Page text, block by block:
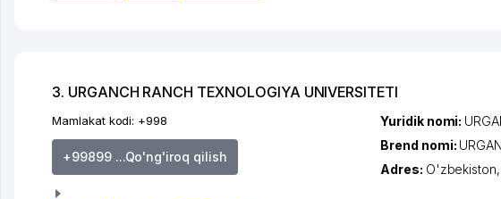
3. URGANCH RANCH TEXNOLOGIYA UNIVERSITETI
Mamlakat kodi: +998
+99899 ...Qo'ng'iroq qilish
Yuridik nomi:
Brend nomi:
Adres: